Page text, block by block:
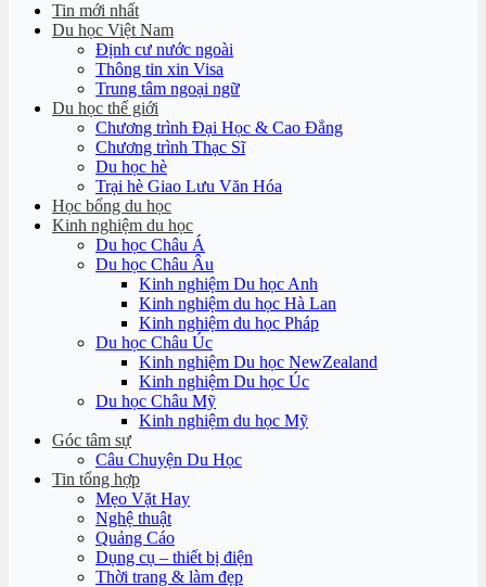
Tin mới nhất
Du học Việt Nam
Định cư nước ngoài
Thông tin xin Visa
Trung tâm ngoại ngữ
Du học thế giới
Chương trình Đại Học & Cao Đẳng
Chương trình Thạc Sĩ
Du học hè
Trại hè Giao Lưu Văn Hóa
Học bổng du học
Kinh nghiệm du học
Du học Châu Á
Du học Châu Âu
Kinh nghiệm Du học Anh
Kinh nghiệm du học Hà Lan
Kinh nghiệm du học Pháp
Du học Châu Úc
Kinh nghiệm Du học NewZealand
Kinh nghiệm Du học Úc
Du học Châu Mỹ
Kinh nghiệm du học Mỹ
Góc tâm sự
Câu Chuyện Du Học
Tin tổng hợp
Mẹo Vặt Hay
Nghệ thuật
Quảng Cáo
Dụng cụ – thiết bị điện
Thời trang & làm đẹp